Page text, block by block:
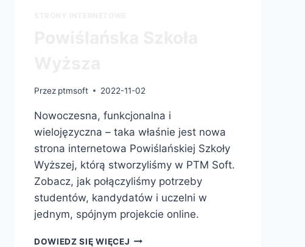
Przez ptmsoft 2022-11-02
Nowoczesna, funkcjonalna i
wielojęzyczna – taka właśnie jest nowa
strona internetowa Powiślańskiej Szkoły
Wyższej, którą stworzyliśmy w PTM Soft.
Zobacz, jak połączyliśmy potrzeby
studentów, kandydatów i uczelni w
jednym, spójnym projekcie online.
DOWIEDZ SIĘ WIĘCEJ